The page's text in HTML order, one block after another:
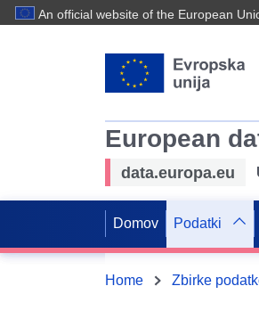
An official website of the European
European
data.europa.eu
Domov Podatki
Home Zbirke